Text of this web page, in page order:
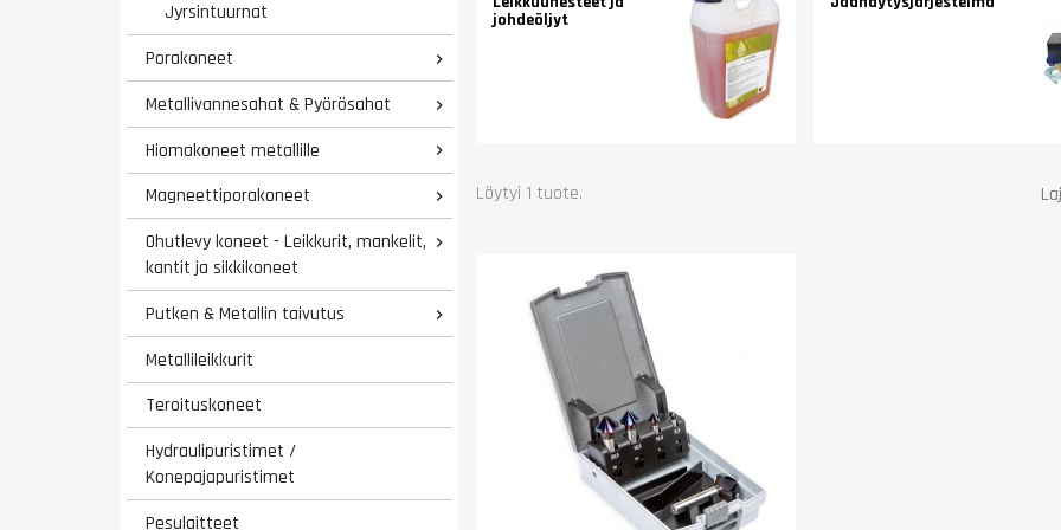
Jyrsintuurnat
Porakoneet

Metallivannesahat & Pyörösahat 
Hiomakoneet metallille 
Magneettiporakoneet 
Ohutlevy koneet - Leikkurit, mankelit,
kantit ja sikkikoneet

Putken & Metallin taivutus 
Metallileikkurit
Teroituskoneet
Hydraulipuristimet /
Konepajapuristimet
Pesulaitteet
johdeöljyt
Löytyi 1 tuote.